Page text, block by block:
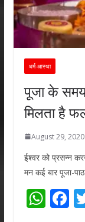
धर्म-आस्था
पूजा के समय
मिलता है
August 29, 2020
ईश्वर को प्रसन्न
मन कई बार पूजा-
W F